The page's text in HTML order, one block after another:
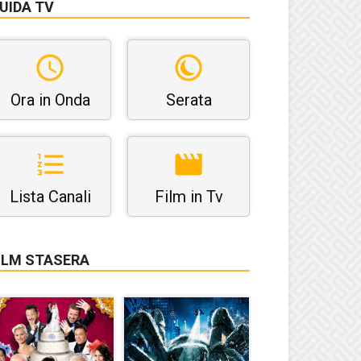
TV
Ora in Onda Serata
Lista Canali Film in Tv
STASERA